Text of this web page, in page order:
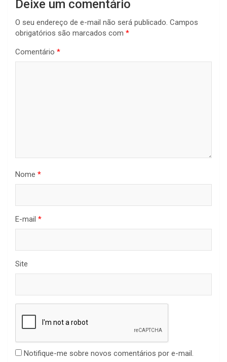
Deixe um comentário
O seu endereço de e-mail não será publicado. Campos
obrigatórios são marcados com *
Comentário *
Nome *
E-mail *
Site
Notifique-me sobre novos comentários por e-mail.